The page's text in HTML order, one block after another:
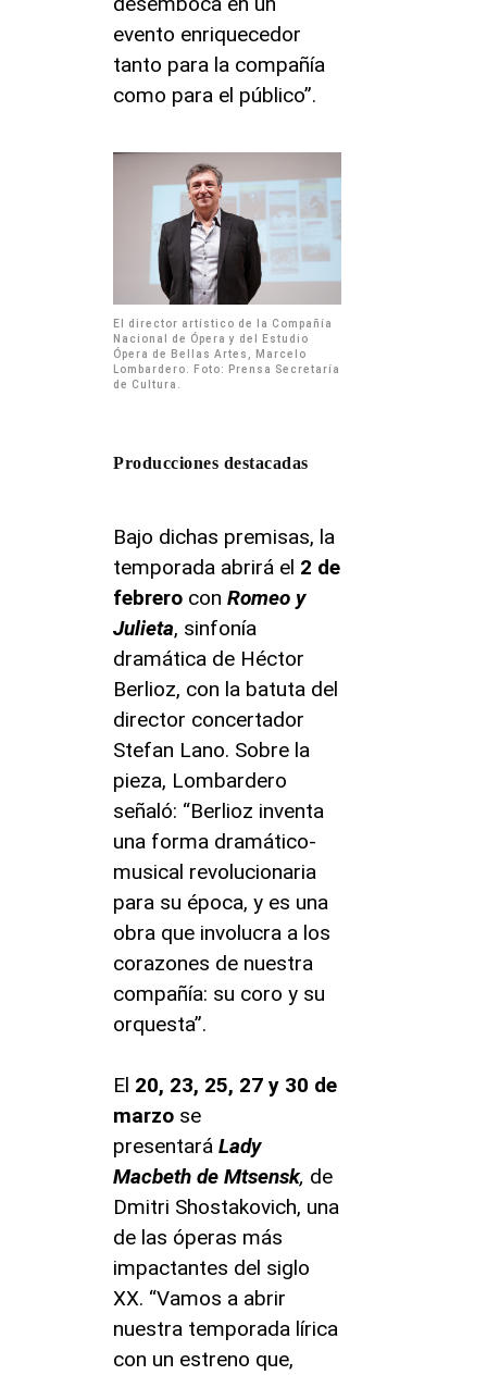
evento enriquecedor
tanto para la compañía
como para el público”.
El director artístico de la Compañía
Nacional de Ópera y del Estudio
Ópera de Bellas Artes, Marcelo
Lombardero. Foto: Prensa Secretaría
de Cultura.
Producciones destacadas
Bajo dichas premisas, la
temporada abrirá el 2 de
febrero con Romeo y
Julieta, sinfonía
dramática de Héctor
Berlioz, con la batuta del
director concertador
Stefan Lano. Sobre la
pieza, Lombardero
señaló: “Berlioz inventa
una forma dramático-
musical revolucionaria
para su época, y es una
obra que involucra a los
corazones de nuestra
compañía: su coro y su
orquesta”.
El 20, 23, 25, 27 y 30 de
marzo se
presentará Lady
Macbeth de Mtsensk, de
Dmitri Shostakovich, una
de las óperas más
impactantes del siglo
XX. “Vamos a abrir
nuestra temporada lírica
con un estreno que,